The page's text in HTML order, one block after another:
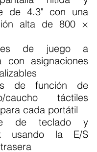
de 4.3" con una
alta de 800 ×
de juego a
con asignaciones
de función de
caucho táctiles
cada portátil
de teclado y
usando la E/S